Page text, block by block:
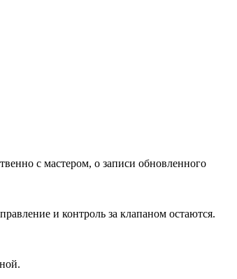
с мастером, о записи обновленного
и контроль за клапаном остаются.